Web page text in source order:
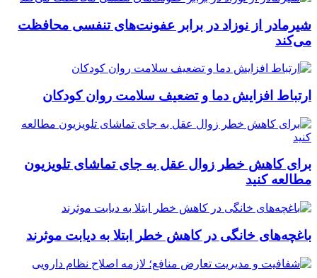
شیرمادر از نوزاد در برابر عفونت‌های تنفسی محافظت
می‌کند
ارتباط افزایش دما و تضعیف سلامت روان کودکان
برای کاهش خطر زوال عقل به جای تماشای تلویزیون
مطالعه کنید
باغچه‌های خانگی در کاهش خطر ابتلا به دیابت موثرند